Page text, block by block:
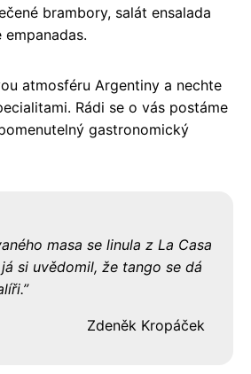
brambory, salát ensalada
empanadas.
atmosféru Argentiny a nechte
Rádi se o vás postáme
gastronomický
masa se linula z La Casa
si uvědomil, že tango se dá
Zdeněk Kropáček